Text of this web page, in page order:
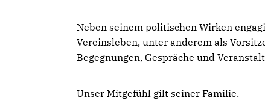
Neben seinem politischen Wirken
Vereinsleben, unter anderem als
Begegnungen, Gespräche und
Unser Mitgefühl gilt seiner Familie.